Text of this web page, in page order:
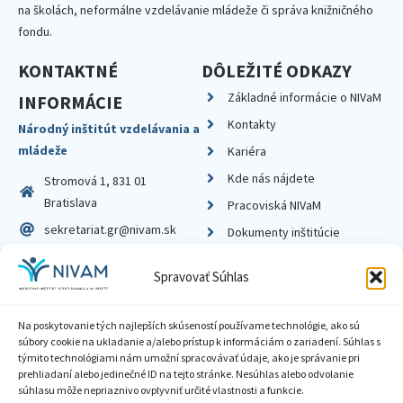
Spravovať Súhlas
Na poskytovanie tých najlepších skúseností používame technológie, ako sú
súbory cookie na ukladanie a/alebo prístup k informáciám o zariadení. Súhlas s
týmito technológiami nám umožní spracovávať údaje, ako je správanie pri
prehliadaní alebo jedinečné ID na tejto stránke. Nesúhlas alebo odvolanie
súhlasu môže nepriaznivo ovplyvniť určité vlastnosti a funkcie.
na školách, neformálne vzdelávanie mládeže či správa knižničného
fondu.
KONTAKTNÉ
INFORMÁCIE
Národný inštitút vzdelávania a
mládeže
Stromová 1, 831 01
Bratislava
sekretariat.gr@nivam.sk
IČO: 00164348
DIČ: 2020798714
DÔLEŽITÉ ODKAZY
Základné informácie o NIVaM
Kontakty
Kariéra
Kde nás nájdete
Pracoviská NIVaM
Dokumenty inštitúcie
Zásady ochrany súkromia